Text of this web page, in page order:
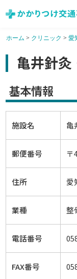
ホーム > クリニック > 愛
亀井針灸
基本情報
施設名 亀
郵便番号 〒
住所 愛
業種 整
電話番号
FAX番号